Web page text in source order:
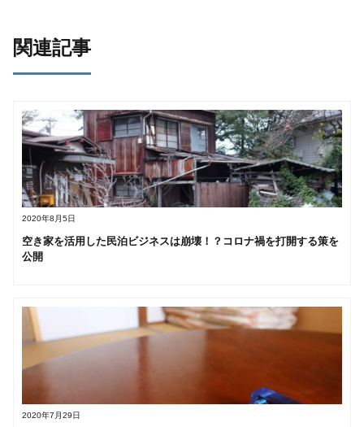
関連記事
2020年8月5日
空き家を活用した民泊ビジネスは崩壊！？コロナ禍を打開する策を
公開
2020年7月29日